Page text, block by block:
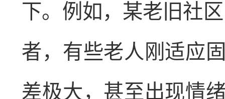
下。例如，某老旧社
者，有些老人刚适应
差极大，甚至出现情